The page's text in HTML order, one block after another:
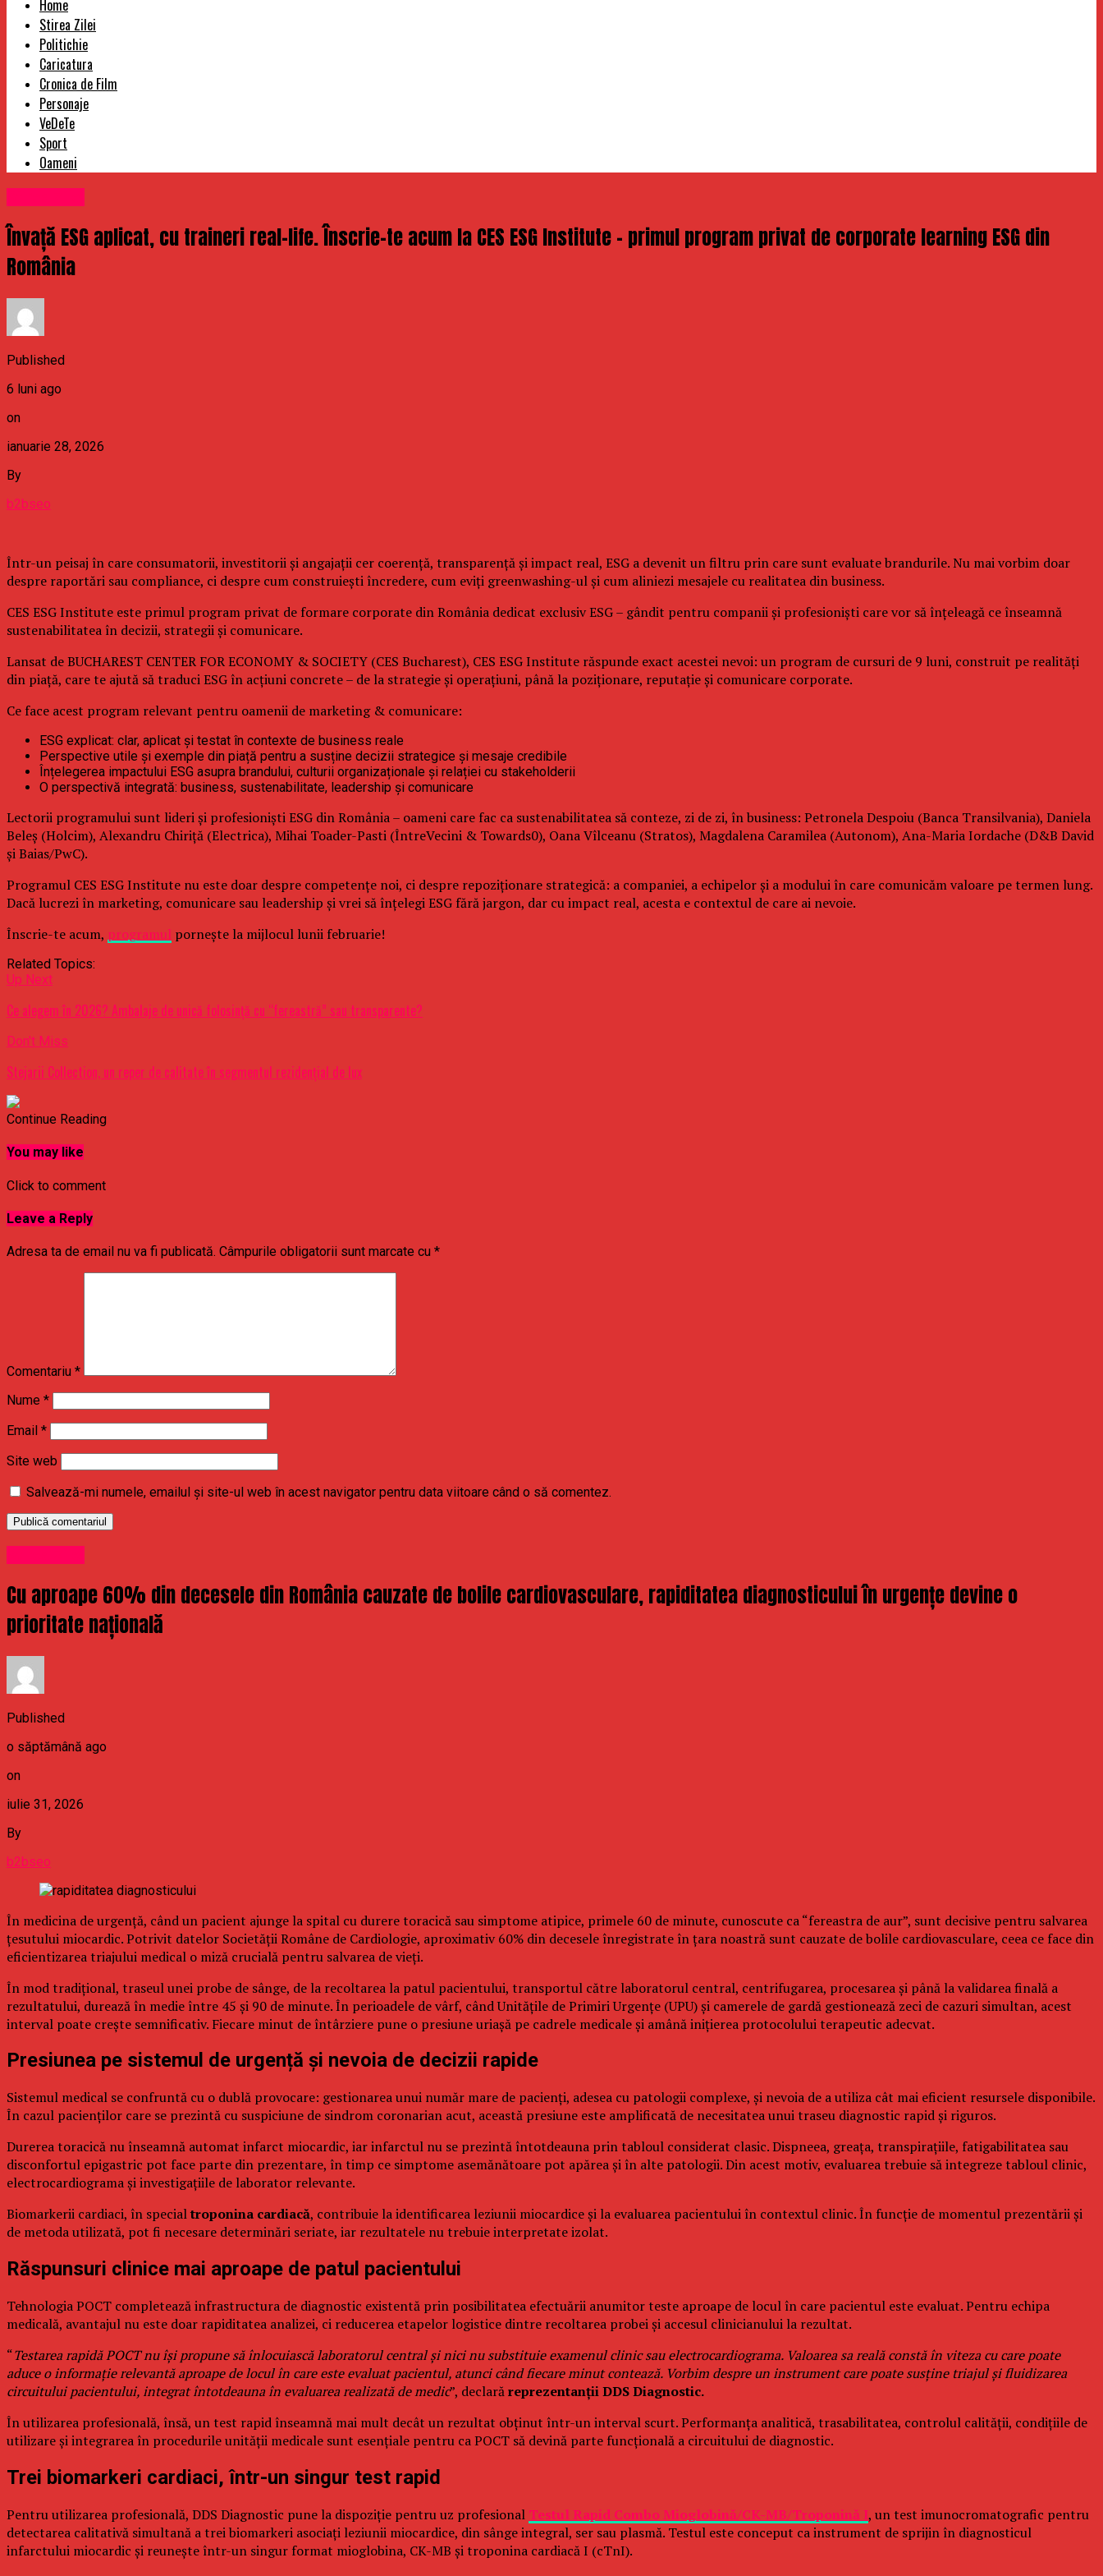
Home
Stirea Zilei
Politichie
Caricatura
Cronica de Film
Personaje
VeDeTe
Sport
Oameni
Învață ESG aplicat, cu traineri real-life. Înscrie-te acum la CES ESG Institute – primul program privat de corporate learning ESG din
România
Published
6 luni ago
on
ianuarie 28, 2026
By
b2bseo
Într-un peisaj în care consumatorii, investitorii și angajații cer coerență, transparență și impact real, ESG a devenit un filtru prin care sunt evaluate brandurile. Nu mai vorbim doar
despre raportări sau compliance, ci despre cum construiești încredere, cum eviți greenwashing-ul și cum aliniezi mesajele cu realitatea din business.
CES ESG Institute este primul program privat de formare corporate din România dedicat exclusiv ESG – gândit pentru companii și profesioniști care vor să înțeleagă ce înseamnă
sustenabilitatea în decizii, strategii și comunicare.
Lansat de BUCHAREST CENTER FOR ECONOMY & SOCIETY (CES Bucharest), CES ESG Institute răspunde exact acestei nevoi: un program de cursuri de 9 luni, construit pe realități
din piață, care te ajută să traduci ESG în acțiuni concrete – de la strategie și operațiuni, până la poziționare, reputație și comunicare corporate.
Ce face acest program relevant pentru oamenii de marketing & comunicare:
ESG explicat: clar, aplicat și testat în contexte de business reale
Perspective utile și exemple din piață pentru a susține decizii strategice și mesaje credibile
Înțelegerea impactului ESG asupra brandului, culturii organizaționale și relației cu stakeholderii
O perspectivă integrată: business, sustenabilitate, leadership și comunicare
Lectorii programului sunt lideri și profesioniști ESG din România – oameni care fac ca sustenabilitatea să conteze, zi de zi, în business: Petronela Despoiu (Banca Transilvania), Daniela
Beleș (Holcim), Alexandru Chiriță (Electrica), Mihai Toader-Pasti (ÎntreVecini & Towards0), Oana Vîlceanu (Stratos), Magdalena Caramilea (Autonom), Ana-Maria Iordache (D&B David
și Baias/PwC).
Programul CES ESG Institute nu este doar despre competențe noi, ci despre repoziționare strategică: a companiei, a echipelor și a modului în care comunicăm valoare pe termen lung.
Dacă lucrezi în marketing, comunicare sau leadership și vrei să înțelegi ESG fără jargon, dar cu impact real, acesta e contextul de care ai nevoie.
Înscrie-te acum, programul pornește la mijlocul lunii februarie!
Related Topics:
Up Next
Ce alegem în 2026? Ambalaje de unică folosinţă cu “fereastră” sau transparente?
Don't Miss
Stejarii Collection, un reper de calitate în segmentul rezidențial de lux
Continue Reading
You may like
Click to comment
Leave a Reply
Adresa ta de email nu va fi publicată. Câmpurile obligatorii sunt marcate cu *
Comentariu *
Nume *
Email *
Site web
Salvează-mi numele, emailul și site-ul web în acest navigator pentru data viitoare când o să comentez.
Cu aproape 60% din decesele din România cauzate de bolile cardiovasculare, rapiditatea diagnosticului în urgențe devine o
prioritate națională
Published
o săptămână ago
on
iulie 31, 2026
By
b2bseo
În medicina de urgență, când un pacient ajunge la spital cu durere toracică sau simptome atipice, primele 60 de minute, cunoscute ca “fereastra de aur”, sunt decisive pentru salvarea
țesutului miocardic. Potrivit datelor Societății Române de Cardiologie, aproximativ 60% din decesele înregistrate în țara noastră sunt cauzate de bolile cardiovasculare, ceea ce face din
eficientizarea triajului medical o miză crucială pentru salvarea de vieți.
În mod tradițional, traseul unei probe de sânge, de la recoltarea la patul pacientului, transportul către laboratorul central, centrifugarea, procesarea și până la validarea finală a
rezultatului, durează în medie între 45 și 90 de minute. În perioadele de vârf, când Unitățile de Primiri Urgențe (UPU) și camerele de gardă gestionează zeci de cazuri simultan, acest
interval poate crește semnificativ. Fiecare minut de întârziere pune o presiune uriașă pe cadrele medicale și amână inițierea protocolului terapeutic adecvat.
Presiunea pe sistemul de urgență și nevoia de decizii rapide
Sistemul medical se confruntă cu o dublă provocare: gestionarea unui număr mare de pacienți, adesea cu patologii complexe, și nevoia de a utiliza cât mai eficient resursele disponibile.
În cazul pacienților care se prezintă cu suspiciune de sindrom coronarian acut, această presiune este amplificată de necesitatea unui traseu diagnostic rapid și riguros.
Durerea toracică nu înseamnă automat infarct miocardic, iar infarctul nu se prezintă întotdeauna prin tabloul considerat clasic. Dispneea, greața, transpirațiile, fatigabilitatea sau
disconfortul epigastric pot face parte din prezentare, în timp ce simptome asemănătoare pot apărea și în alte patologii. Din acest motiv, evaluarea trebuie să integreze tabloul clinic,
electrocardiograma și investigațiile de laborator relevante.
Biomarkerii cardiaci, în specialtroponina cardiacă, contribuie la identificarea leziunii miocardice și la evaluarea pacientului în contextul clinic. În funcție de momentul prezentării și
de metoda utilizată, pot fi necesare determinări seriate, iar rezultatele nu trebuie interpretate izolat.
Răspunsuri clinice mai aproape de patul pacientului
Tehnologia POCT completează infrastructura de diagnostic existentă prin posibilitatea efectuării anumitor teste aproape de locul în care pacientul este evaluat. Pentru echipa
medicală, avantajul nu este doar rapiditatea analizei, ci reducerea etapelor logistice dintre recoltarea probei și accesul clinicianului la rezultat.
“Testarea rapidă POCT nu își propune să înlocuiască laboratorul central și nici nu substituie examenul clinic sau electrocardiograma. Valoarea sa reală constă în viteza cu care poate
aduce o informație relevantă aproape de locul în care este evaluat pacientul, atunci când fiecare minut contează. Vorbim despre un instrument care poate susține triajul și fluidizarea
circuitului pacientului, integrat întotdeauna în evaluarea realizată de medic”, declarăreprezentanții DDS Diagnostic.
În utilizarea profesională, însă, un test rapid înseamnă mai mult decât un rezultat obținut într-un interval scurt. Performanța analitică, trasabilitatea, controlul calității, condițiile de
utilizare și integrarea în procedurile unității medicale sunt esențiale pentru ca POCT să devină parte funcțională a circuitului de diagnostic.
Trei biomarkeri cardiaci, într-un singur test rapid
Pentru utilizarea profesională, DDS Diagnostic pune la dispoziție pentru uz profesional Testul Rapid Combo Mioglobină/CK-MB/Troponină I, un test imunocromatografic pentru
detectarea calitativă simultană a trei biomarkeri asociați leziunii miocardice, din sânge integral, ser sau plasmă. Testul este conceput ca instrument de sprijin în diagnosticul
infarctului miocardic și reunește într-un singur format mioglobina, CK-MB și troponina cardiacă I (cTnI).